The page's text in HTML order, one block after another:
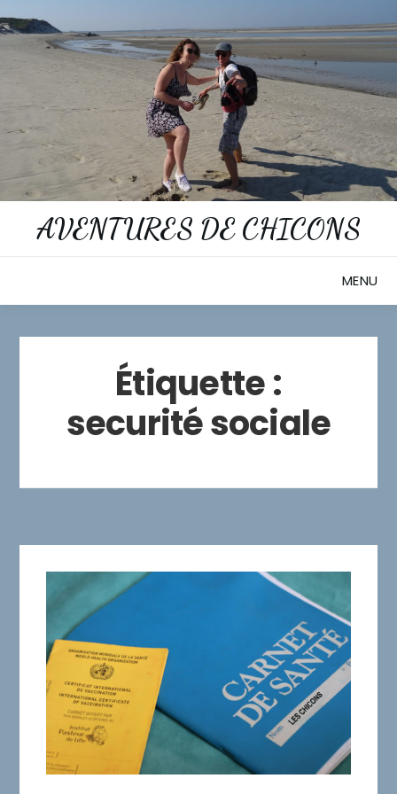
to
content
AVENTURES DE CHICONS
MENU
Étiquette :
securité sociale